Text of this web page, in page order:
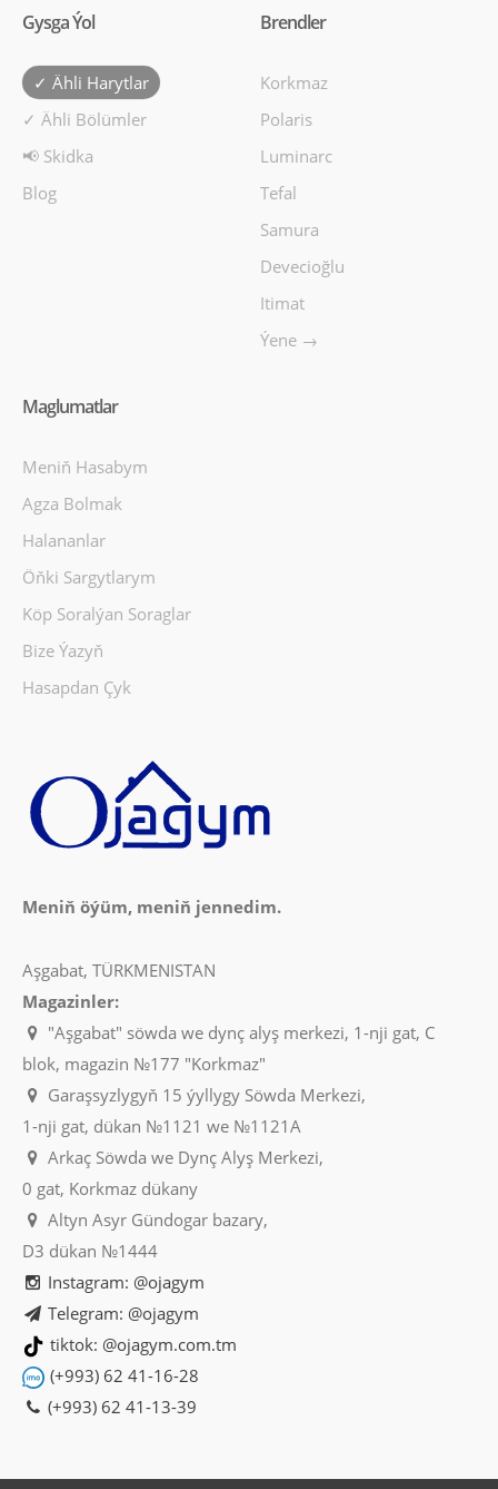
Gysga Ýol
✓ Ähli Harytlar
✓ Ähli Bölümler
📢 Skidka
Blog
Brendler
Korkmaz
Polaris
Luminarc
Tefal
Samura
Devecioğlu
Itimat
Ýene →
Maglumatlar
Meniň Hasabym
Agza Bolmak
Halananlar
Öňki Sargytlarym
Köp Soralýan Soraglar
Bize Ýazyň
Hasapdan Çyk
Meniň öýüm, meniň jennedim.
Aşgabat, TÜRKMENISTAN
Magazinler:
"Aşgabat" söwda we dynç alyş merkezi, 1-nji gat, C
blok, magazin №177 "Korkmaz"
Garaşsyzlygyň 15 ýyllygy Söwda Merkezi,
1-nji gat, dükan №1121 we №1121A
Arkaç Söwda we Dynç Alyş Merkezi,
0 gat, Korkmaz dükany
Altyn Asyr Gündogar bazary,
D3 dükan №1444
Instagram: @ojagym
Telegram: @ojagym
tiktok: @ojagym.com.tm
(+993) 62 41-16-28
(+993) 62 41-13-39